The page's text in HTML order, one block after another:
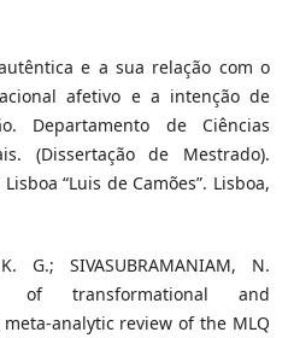
e a sua relação com o
afetivo e a intenção de
Departamento de Ciências
(Dissertação de Mestrado).
“Luis de Camões”. Lisboa,
G.; SIVASUBRAMANIAM, N.
of transformational and
analytic review of the MLQ